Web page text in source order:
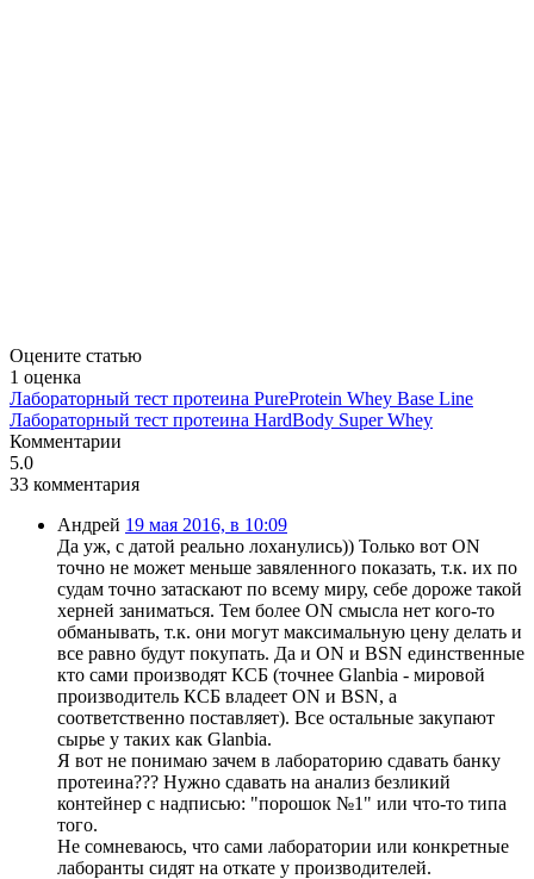
Оцените статью
1 оценка
Лабораторный тест протеина PureProtein Whey Base Line
Лабораторный тест протеина HardBody Super Whey
Комментарии
5.0
33 комментария
Андрей 19 мая 2016, в 10:09
Да уж, с датой реально лоханулись)) Только вот ON
точно не может меньше завяленного показать, т.к. их по
судам точно затаскают по всему миру, себе дороже такой
херней заниматься. Тем более ON смысла нет кого-то
обманывать, т.к. они могут максимальную цену делать и
все равно будут покупать. Да и ON и BSN единственные
кто сами производят КСБ (точнее Glanbia - мировой
производитель КСБ владеет ON и BSN, а
соответственно поставляет). Все остальные закупают
сырье у таких как Glanbia.
Я вот не понимаю зачем в лабораторию сдавать банку
протеина??? Нужно сдавать на анализ безликий
контейнер с надписью: "порошок №1" или что-то типа
того.
Не сомневаюсь, что сами лаборатории или конкретные
лаборанты сидят на откате у производителей.